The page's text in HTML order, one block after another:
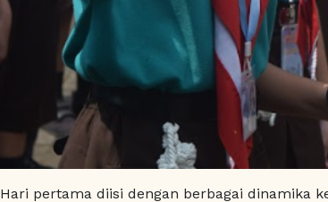
Hari pertama diisi dengan berbagai dinamika